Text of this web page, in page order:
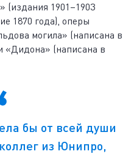
(издания 1901–1903
1870 года), оперы
могила» (написана в
«Дидона» (написана в
бы от всей души
из Юнипро,